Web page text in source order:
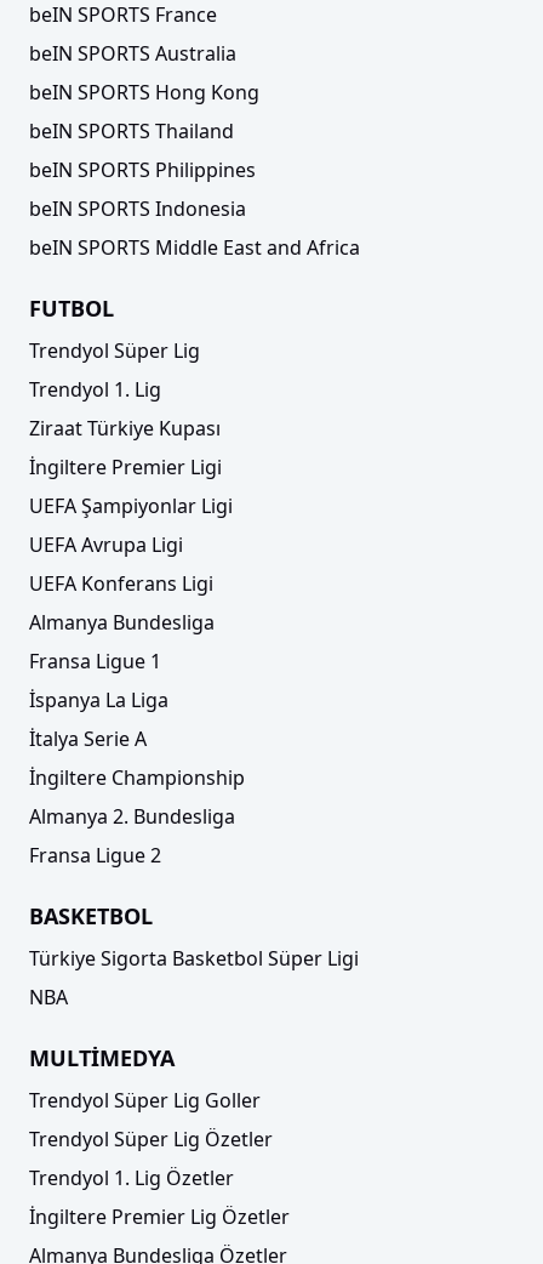
beIN SPORTS France
beIN SPORTS Australia
beIN SPORTS Hong Kong
beIN SPORTS Thailand
beIN SPORTS Philippines
beIN SPORTS Indonesia
beIN SPORTS Middle East and Africa
FUTBOL
Trendyol Süper Lig
Trendyol 1. Lig
Ziraat Türkiye Kupası
İngiltere Premier Ligi
UEFA Şampiyonlar Ligi
UEFA Avrupa Ligi
UEFA Konferans Ligi
Almanya Bundesliga
Fransa Ligue 1
İspanya La Liga
İtalya Serie A
İngiltere Championship
Almanya 2. Bundesliga
Fransa Ligue 2
BASKETBOL
Türkiye Sigorta Basketbol Süper Ligi
NBA
MULTİMEDYA
Trendyol Süper Lig Goller
Trendyol Süper Lig Özetler
Trendyol 1. Lig Özetler
İngiltere Premier Lig Özetler
Almanya Bundesliga Özetler